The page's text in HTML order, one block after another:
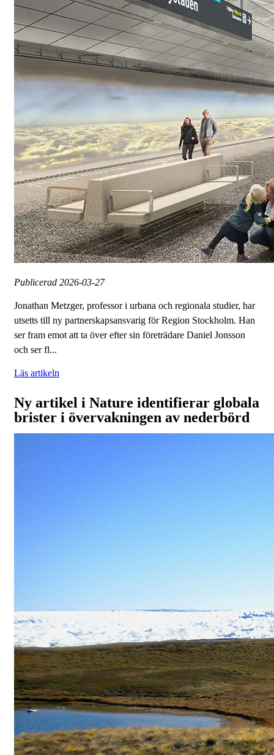
Publicerad 2026-03-27
Jonathan Metzger, professor i urbana och regionala studier, har
utsetts till ny partnerskapsansvarig för Region Stockholm. Han
ser fram emot att ta över efter sin företrädare Daniel Jonsson
och ser fl...
Läs artikeln
Ny artikel i Nature identifierar globala
brister i övervakningen av nederbörd